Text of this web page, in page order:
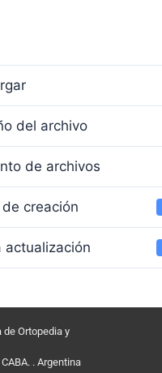
del archivo
de archivos
de creación
actualización
Ortopedia y
. Argentina